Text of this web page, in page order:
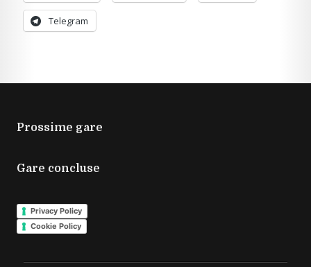
Telegram
Prossime gare
Gare concluse
Privacy Policy
Cookie Policy